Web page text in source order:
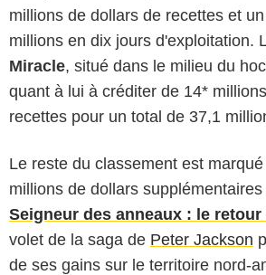
millions de dollars de recettes et
millions en dix jours d'exploitation.
Miracle, situé dans le milieu du
quant à lui à créditer de 14*
recettes pour un total de 37,1
Le reste du classement est
millions de dollars
Seigneur des anneaux : le retour
volet de la saga de Peter Jackson
de ses gains sur le territoire nord-